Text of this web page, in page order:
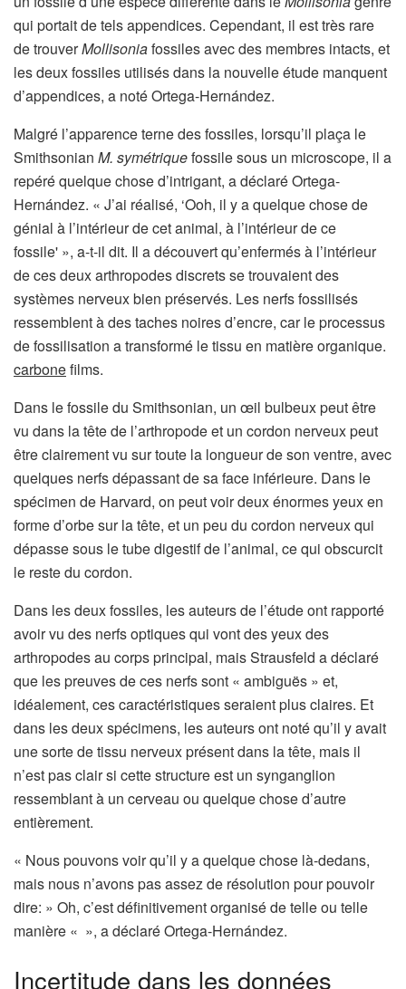
qui portait de tels appendices. Cependant, il est très rare
de trouverMollisoniafossiles avec des membres intacts, et
les deux fossiles utilisés dans la nouvelle étude manquent
d’appendices, a noté Ortega-Hernández.
Malgré l’apparence terne des fossiles, lorsqu’il plaça le
Smithsonian M. symétriquefossile sous un microscope, il a
repéré quelque chose d’intrigant, a déclaré Ortega-
Hernández. « J’ai réalisé, ‘Ooh, il y a quelque chose de
génial à l’intérieur de cet animal, à l’intérieur de ce
fossile' », a-t-il dit. Il a découvert qu’enfermés à l’intérieur
de ces deux arthropodes discrets se trouvaient des
systèmes nerveux bien préservés. Les nerfs fossilisés
ressemblent à des taches noires d’encre, car le processus
de fossilisation a transformé le tissu en matière organique.
carbonefilms.
Dans le fossile du Smithsonian, un œil bulbeux peut être
vu dans la tête de l’arthropode et un cordon nerveux peut
être clairement vu sur toute la longueur de son ventre, avec
quelques nerfs dépassant de sa face inférieure. Dans le
spécimen de Harvard, on peut voir deux énormes yeux en
forme d’orbe sur la tête, et un peu du cordon nerveux qui
dépasse sous le tube digestif de l’animal, ce qui obscurcit
le reste du cordon.
Dans les deux fossiles, les auteurs de l’étude ont rapporté
avoir vu des nerfs optiques qui vont des yeux des
arthropodes au corps principal, mais Strausfeld a déclaré
que les preuves de ces nerfs sont « ambiguës » et,
idéalement, ces caractéristiques seraient plus claires. Et
dans les deux spécimens, les auteurs ont noté qu’il y avait
une sorte de tissu nerveux présent dans la tête, mais il
n’est pas clair si cette structure est un synganglion
ressemblant à un cerveau ou quelque chose d’autre
entièrement.
« Nous pouvons voir qu’il y a quelque chose là-dedans,
mais nous n’avons pas assez de résolution pour pouvoir
dire: » Oh, c’est définitivement organisé de telle ou telle
manière « », a déclaré Ortega-Hernández.
Incertitude dans les données